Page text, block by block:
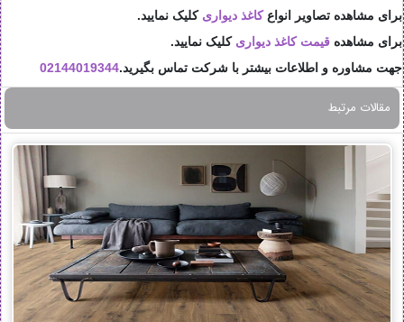
برای مشاهده تصاویر انواعکاغذ دیواری کلیک نمایید.
برای مشاهده قیمت کاغذ دیواری کلیک نمایید.
جهت مشاوره و اطلاعات بیشتر با شرکت تماس بگیرید.02144019344
مقالات مرتبط